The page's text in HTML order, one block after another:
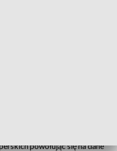
powołując się na dane